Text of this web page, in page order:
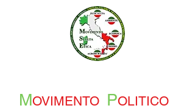
MOVIMENTO POLITICO